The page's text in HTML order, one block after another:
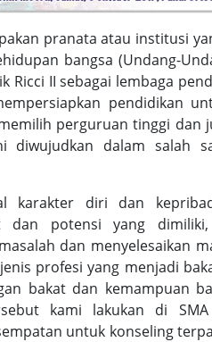
pranata atau institusi
bangsa (Undang-
Ricci II sebagai lembaga
pendidikan
perguruan tinggi dan
diwujudkan dalam salah
karakter diri dan
dan potensi yang
dan menyelesaikan
profesi yang menjadi
bakat dan kemampuan
kami lakukan di
untuk konseling